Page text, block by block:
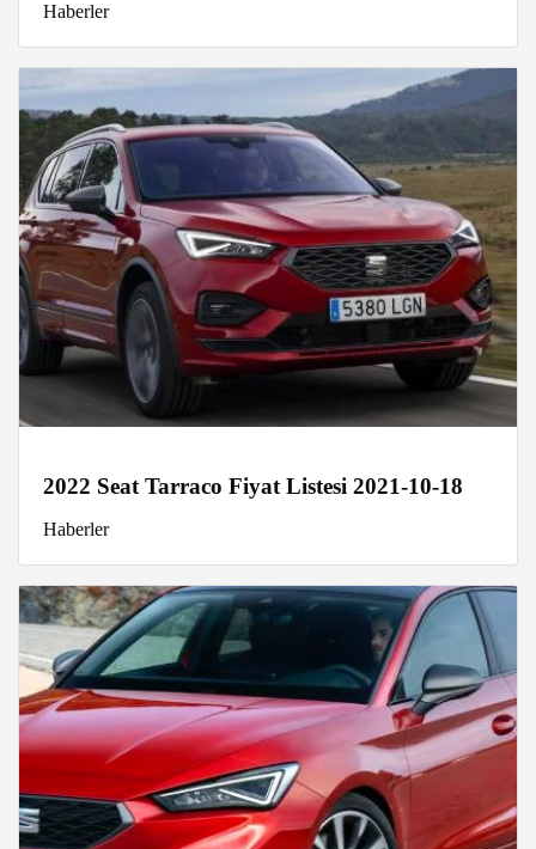
Haberler
2022 Seat Tarraco Fiyat Listesi 2021-10-18
Haberler